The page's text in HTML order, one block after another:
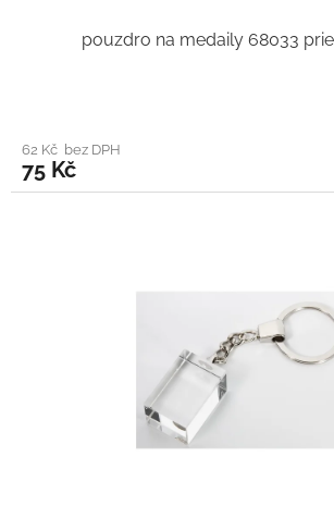
pouzdro na medaily 68033
62 Kč bez DPH
75 Kč